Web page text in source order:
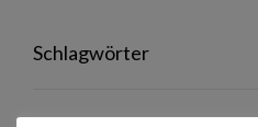
Schlagwörter